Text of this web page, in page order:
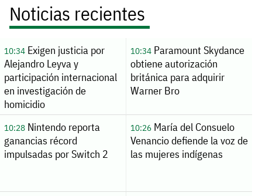
Noticias recientes
10:34Exigen justicia por
Alejandro Leyva y
participación internacional
en investigación de
homicidio
10:34Paramount Skydance
obtiene autorización
británica para adquirir
Warner Bro
10:28Nintendo reporta
ganancias récord
impulsadas por Switch 2
10:26María del Consuelo
Venancio defiende la voz de
las mujeres indígenas